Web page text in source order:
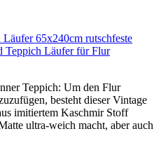
65x240cm rutschfeste
Teppich Läufer für Flur
Teppich: Um den Flur
besteht dieser Vintage
imitiertem Kaschmir Stoff
ultra-weich macht, aber auch